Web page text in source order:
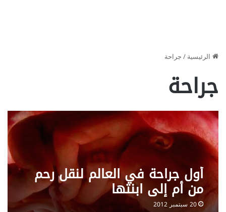
الرئيسية/جراحة
جراحة
أول جراحة في العالم لنقل رحم
من أم إلى ابنتها
20 سبتمبر 2012